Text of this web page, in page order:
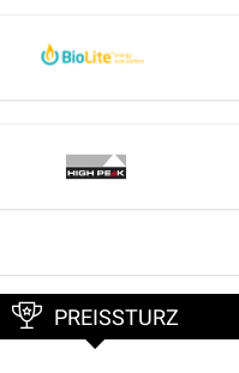
PREISSTURZ